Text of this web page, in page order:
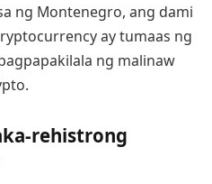
ng Montenegro, ang dami
ay tumaas ng
ng malinaw
rehistrong